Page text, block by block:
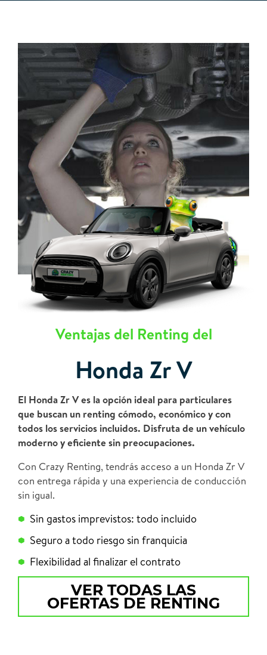
Ventajas del Renting del
Honda Zr V
El Honda Zr V es la opción ideal para particulares
que buscan un renting cómodo, económico y con
todos los servicios incluidos. Disfruta de un vehículo
moderno y eficiente sin preocupaciones.
Con Crazy Renting, tendrás acceso a un Honda Zr V
con entrega rápida y una experiencia de conducción
sin igual.
Sin gastos imprevistos: todo incluido
Seguro a todo riesgo sin franquicia
Flexibilidad al finalizar el contrato
VER TODAS LAS
OFERTAS DE RENTING